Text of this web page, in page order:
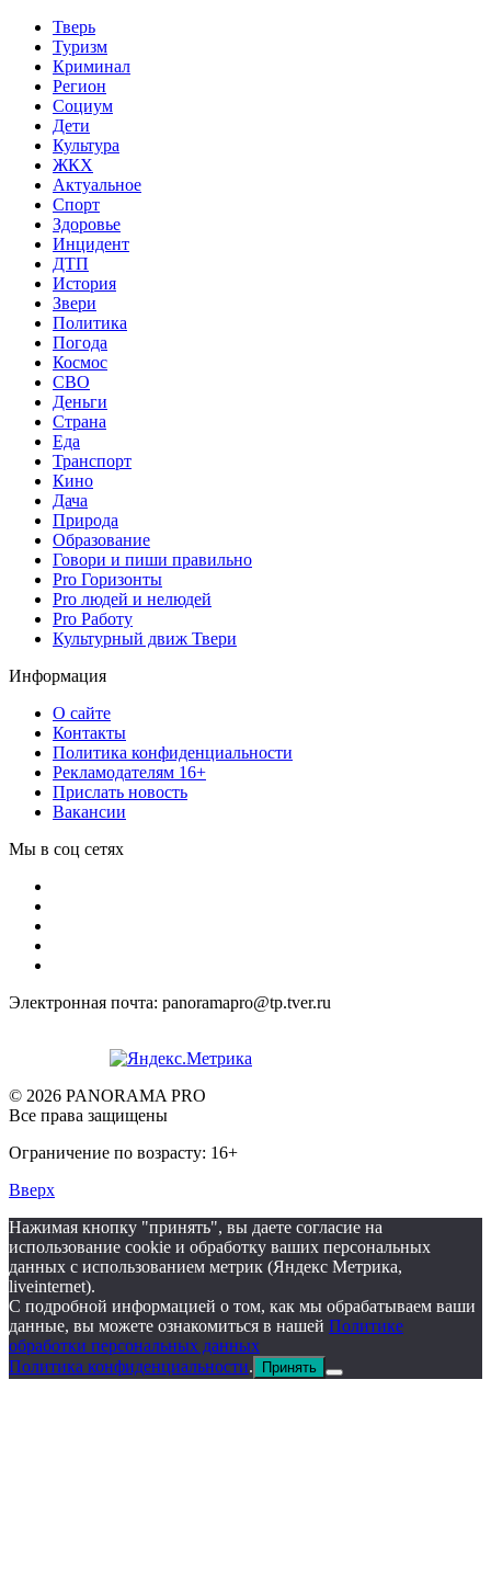
Тверь
Туризм
Криминал
Регион
Социум
Дети
Культура
ЖКХ
Актуальное
Спорт
Здоровье
Инцидент
ДТП
История
Звери
Политика
Погода
Космос
СВО
Деньги
Страна
Еда
Транспорт
Кино
Дача
Природа
Образование
Говори и пиши правильно
Pro Горизонты
Pro людей и нелюдей
Pro Работу
Культурный движ Твери
Информация
О сайте
Контакты
Политика конфиденциальности
Рекламодателям 16+
Прислать новость
Вакансии
Мы в соц сетях
Электронная почта: panoramapro@tp.tver.ru
© 2026 PANORAMA PRO
Все права защищены
Ограничение по возрасту: 16+
Вверх
Нажимая кнопку "принять", вы даете согласие на
использование cookie и обработку ваших персональных
данных с использованием метрик (Яндекс Метрика,
liveinternet).
С подробной информацией о том, как мы обрабатываем ваши
данные, вы можете ознакомиться в нашей Политике
обработки персональных данных
Политика конфиденциальности. Принять